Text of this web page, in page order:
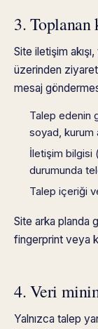
3.
Site iletişim
üzerinden
mesaj
Talep edenin
soyad, kurum
İletişim bilgisi
durumunda
Talep içeriği
Site arka planda
fingerprint veya
4. Veri
Yalnızca talep